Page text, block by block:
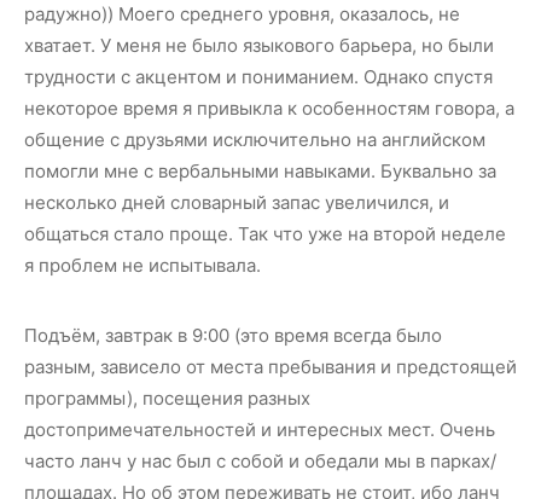
радужно)) Моего среднего уровня, оказалось, не
хватает. У меня не было языкового барьера, но были
трудности с акцентом и пониманием. Однако спустя
некоторое время я привыкла к особенностям говора, а
общение с друзьями исключительно на английском
помогли мне с вербальными навыками. Буквально за
несколько дней словарный запас увеличился, и
общаться стало проще. Так что уже на второй неделе
я проблем не испытывала.
Подъём, завтрак в 9:00 (это время всегда было
разным, зависело от места пребывания и предстоящей
программы), посещения разных
достопримечательностей и интересных мест. Очень
часто ланч у нас был с собой и обедали мы в парках/
площадах. Но об этом переживать не стоит, ибо ланч